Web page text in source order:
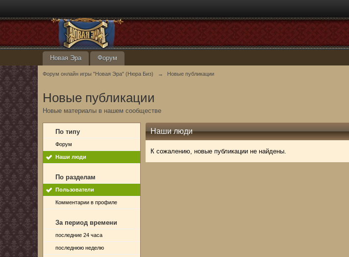
Новая Эра Форум
Форум онлайн игры "Новая Эра" (Нюра Биз) → Новые публикации
Новые публикации
Новые материалы в нашем сообществе
По типу
Форум
Наши люди
По разделам
Пользователи
Комментарии в профиле
За период времени
последние 24 часа
последнюю неделю
Наши люди
К сожалению, новые публикации не найдены.